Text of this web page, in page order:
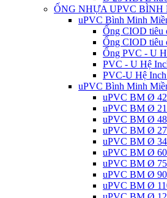
ỐNG NHỰA UPVC BÌNH
uPVC Bình Minh
Ống CIOD tiêu
Ống CIOD tiêu
Ống PVC - U
PVC - U Hệ
PVC-U Hệ
uPVC Bình Minh
uPVC BM Ø
uPVC BM Ø
uPVC BM Ø
uPVC BM Ø
uPVC BM Ø
uPVC BM Ø
uPVC BM Ø
uPVC BM Ø
uPVC BM Ø